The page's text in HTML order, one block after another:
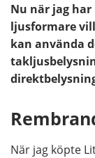
Nu när jag
ljusformare
kan använda
När jag köpte